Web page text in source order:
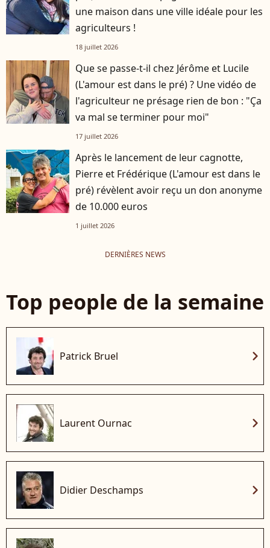
une maison dans une ville idéale pour les
agriculteurs !
18 juillet 2026
Que se passe-t-il chez Jérôme et Lucile
(L'amour est dans le pré) ? Une vidéo de
l'agriculteur ne présage rien de bon : "Ça
va mal se terminer pour moi"
17 juillet 2026
Après le lancement de leur cagnotte,
Pierre et Frédérique (L'amour est dans le
pré) révèlent avoir reçu un don anonyme
de 10.000 euros
1 juillet 2026
DERNIÈRES NEWS
Top people de la semaine
Patrick Bruel chevron_right
Laurent Ournac chevron_right
Didier Deschamps chevron_right